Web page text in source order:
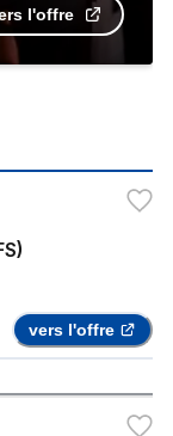
l'offre
vers l'offre